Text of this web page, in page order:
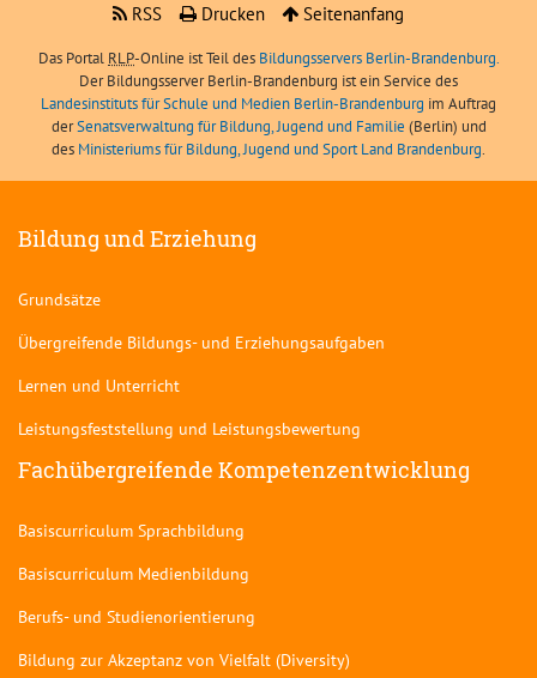
RSS
Drucken Seitenanfang
Das Portal RLP-Online ist Teil des Bildungsservers Berlin-Brandenburg.
Der Bildungsserver Berlin-Brandenburg ist ein Service des
Landesinstituts für Schule und Medien Berlin-Brandenburg im Auftrag
derSenatsverwaltung für Bildung, Jugend und Familie (Berlin) und
des Ministeriums für Bildung, Jugend und Sport Land Brandenburg.
Bildung und Erziehung
Grundsätze
Übergreifende Bildungs- und Erziehungsaufgaben
Lernen und Unterricht
Leistungsfeststellung und Leistungsbewertung
Fachübergreifende Kompetenzentwicklung
Basiscurriculum Sprachbildung
Basiscurriculum Medienbildung
Berufs- und Studienorientierung
Bildung zur Akzeptanz von Vielfalt (Diversity)